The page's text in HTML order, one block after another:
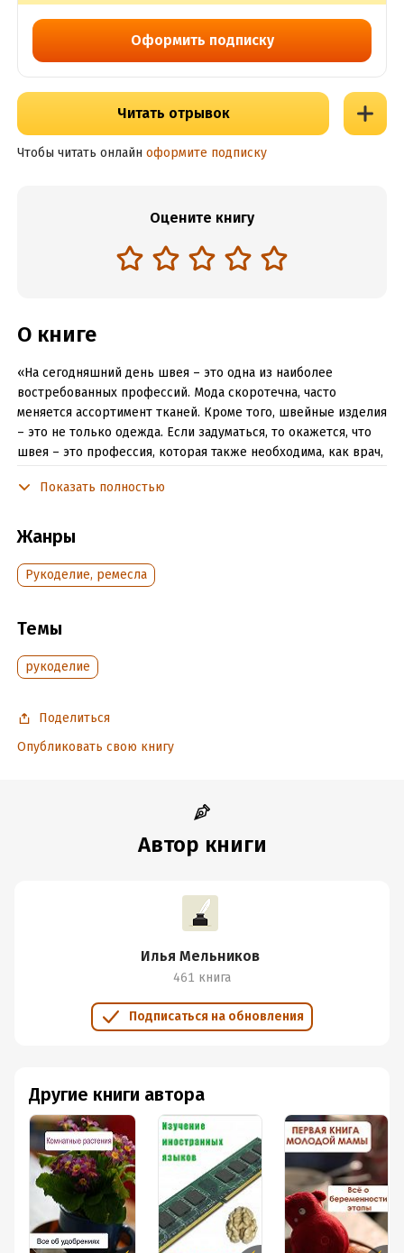
Оформить подписку
Читать отрывок
Чтобы читать онлайн оформите подписку
Оцените книгу
О книге
«На сегодняшний день швея – это одна из наиболее
востребованных профессий. Мода скоротечна, часто
меняется ассортимент тканей. Кроме того, швейные изделия
– это не только одежда. Если задуматься, то окажется, что
швея – это профессия, которая также необходима, как врач,
Подробная информация
Объем:34266
Дата поступления:
Показать полностью
Жанры
Рукоделие, ремесла
Темы
рукоделие
Поделиться
Опубликовать свою книгу
Автор книги
Илья Мельников
461 книга
Подписаться на обновления
Другие книги автора